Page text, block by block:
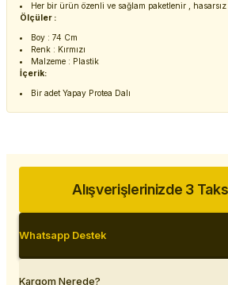
Her bir ürün özenli ve sağlam paketlenir , hasarsız
Ölçüler :
Boy : 74 Cm
Renk : Kırmızı
Malzeme : Plastik
İçerik:
Bir adet Yapay Protea Dalı
Alışverişlerinizde 3
Whatsapp Destek
Kargom Nerede?